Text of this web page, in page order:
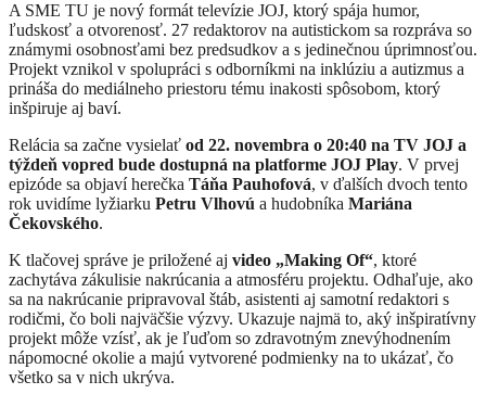
A SME TU je nový formát televízie JOJ, ktorý spája humor,
ľudskosť a otvorenosť. 27 redaktorov na autistickom sa rozpráva so
známymi osobnosťami bez predsudkov a s jedinečnou úprimnosťou.
Projekt vznikol v spolupráci s odborníkmi na inklúziu a autizmus a
prináša do mediálneho priestoru tému inakosti spôsobom, ktorý
inšpiruje aj baví.
Relácia sa začne vysielať od 22. novembra o 20:40 na TV JOJ a
týždeň vopred bude dostupná na platforme JOJ Play. V prvej
epizóde sa objaví herečka Táňa Pauhofová, v ďalších dvoch tento
rok uvidíme lyžiarku Petru Vlhovú a hudobníka Mariána
Čekovského.
K tlačovej správe je priložené aj video „Making Of“, ktoré
zachytáva zákulisie nakrúcania a atmosféru projektu. Odhaľuje, ako
sa na nakrúcanie pripravoval štáb, asistenti aj samotní redaktori s
rodičmi, čo boli najväčšie výzvy. Ukazuje najmä to, aký inšpiratívny
projekt môže vzísť, ak je ľuďom so zdravotným znevýhodnením
nápomocné okolie a majú vytvorené podmienky na to ukázať, čo
všetko sa v nich ukrýva.